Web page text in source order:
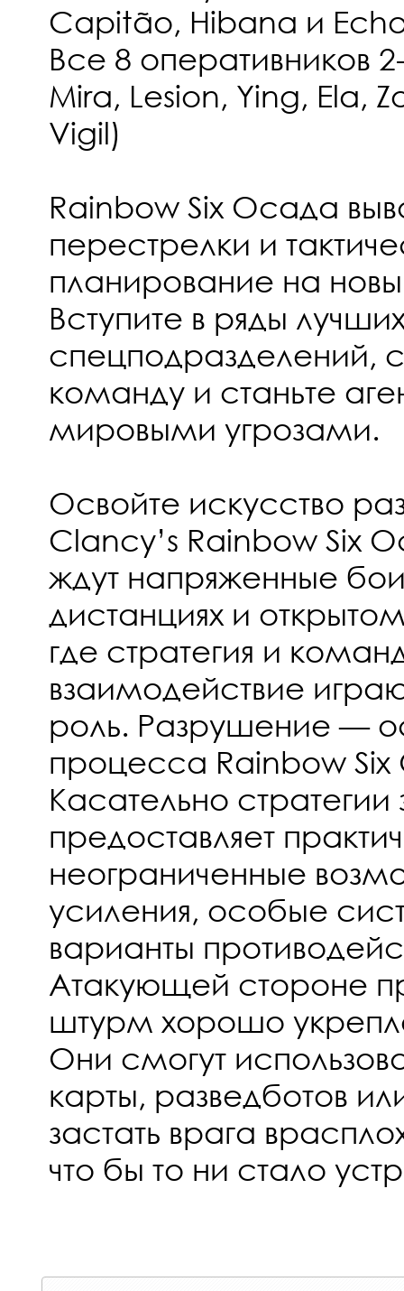
Capitão, Hibana и
Все 8 оперативников
Mira, Lesion, Ying, Ela,
Vigil)
Rainbow Six Осада
перестрелки и
планирование на
Вступите в ряды
спецподразделений,
команду и станьте
мировыми угрозами.
Освойте искусство
Clancy’s Rainbow Six
ждут напряженные
дистанциях и
где стратегия и
взаимодействие
роль. Разрушение —
процесса Rainbow
Касательно
предоставляет
неограниченные
усиления, особые
варианты
Атакующей стороне
штурм хорошо
Они смогут
карты, разведботов
застать врага
что бы то ни стало